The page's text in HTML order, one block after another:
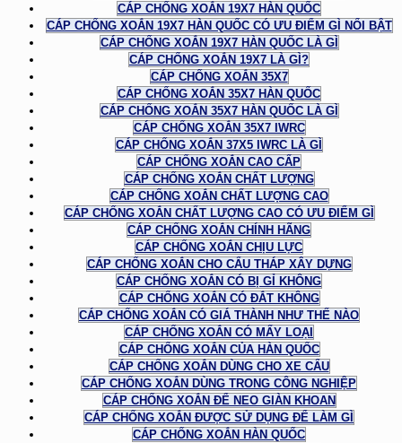
CÁP CHỐNG XOẮN 19X7 HÀN QUỐC
CÁP CHỐNG XOẮN 19X7 HÀN QUỐC CÓ ƯU ĐIỂM GÌ NỔI BẬT
CÁP CHỐNG XOẮN 19X7 HÀN QUỐC LÀ GÌ
CÁP CHỐNG XOẮN 19X7 LÀ GÌ?
CÁP CHỐNG XOẮN 35X7
CÁP CHỐNG XOẮN 35X7 HÀN QUỐC
CÁP CHỐNG XOẮN 35X7 HÀN QUỐC LÀ GÌ
CÁP CHỐNG XOẮN 35X7 IWRC
CÁP CHỐNG XOẮN 37X5 IWRC LÀ GÌ
CÁP CHỐNG XOẮN CAO CẤP
CÁP CHỐNG XOẮN CHẤT LƯỢNG
CÁP CHỐNG XOẮN CHẤT LƯỢNG CAO
CÁP CHỐNG XOẮN CHẤT LƯỢNG CAO CÓ ƯU ĐIỂM GÌ
CÁP CHỐNG XOẮN CHÍNH HÃNG
CÁP CHỐNG XOẮN CHỊU LỰC
CÁP CHỐNG XOẮN CHO CẨU THÁP XÂY DỰNG
CÁP CHỐNG XOẮN CÓ BỊ GỈ KHÔNG
CÁP CHỐNG XOẮN CÓ ĐẮT KHÔNG
CÁP CHỐNG XOẮN CÓ GIÁ THÀNH NHƯ THẾ NÀO
CÁP CHỐNG XOẮN CÓ MẤY LOẠI
CÁP CHỐNG XOẮN CỦA HÀN QUỐC
CÁP CHỐNG XOẮN DÙNG CHO XE CẨU
CÁP CHỐNG XOẮN DÙNG TRONG CÔNG NGHIỆP
CÁP CHỐNG XOẮN ĐỂ NEO GIÀN KHOAN
CÁP CHỐNG XOẮN ĐƯỢC SỬ DỤNG ĐỂ LÀM GÌ
CÁP CHỐNG XOẮN HÀN QUỐC